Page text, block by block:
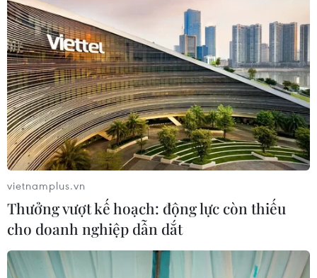
vietnamplus.vn
Thưởng vượt kế hoạch: động lực còn thiếu
cho doanh nghiệp dẫn dắt